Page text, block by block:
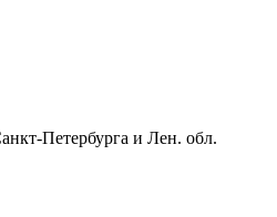
Петербурга и Лен. обл.